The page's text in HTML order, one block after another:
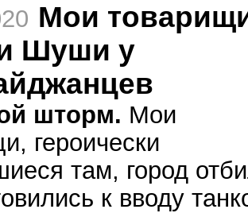
Мои
Шуши у
шторм. Мои
героически
там, город
к вводу